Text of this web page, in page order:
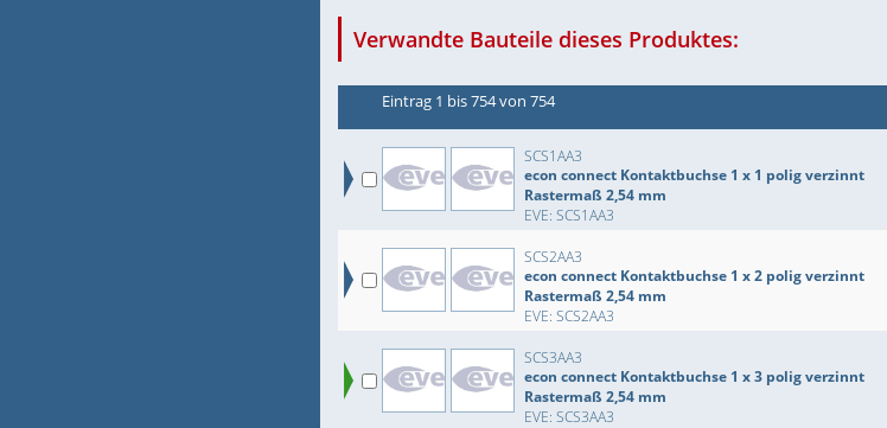
Verwandte Bauteile dieses Produktes:
Eintrag 1 bis 754 von 754
SCS1AA3
econ connect Kontaktbuchse 1 x 1 polig verzinnt
Rastermaß 2,54 mm
EVE: SCS1AA3
SCS2AA3
econ connect Kontaktbuchse 1 x 2 polig verzinnt
Rastermaß 2,54 mm
EVE: SCS2AA3
SCS3AA3
econ connect Kontaktbuchse 1 x 3 polig verzinnt
Rastermaß 2,54 mm
EVE: SCS3AA3